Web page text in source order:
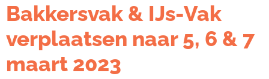
Bakkersvak & IJs-Vak
verplaatsen naar 5, 6 & 7
maart 2023